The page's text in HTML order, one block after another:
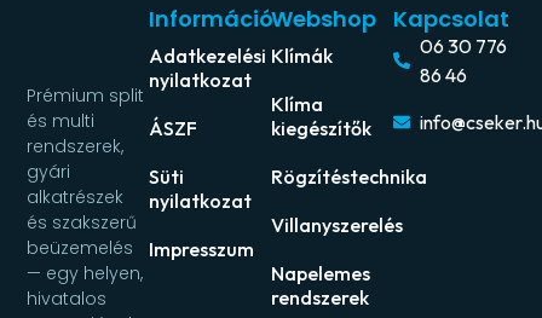
Prémium split
és multi
rendszerek,
gyári
alkatrészek
és szakszerű
beüzemelés
— egy helyen,
hivatalos
Webshop
Klímák
Klíma
kiegészítők
Rögzítéstechnika
Villanyszerelés
Napelemes
rendszerek
Információ
Adatkezelési
nyilatkozat
ÁSZF
Süti
nyilatkozat
Impresszum
Kapcsolat
06 30 776
86 46